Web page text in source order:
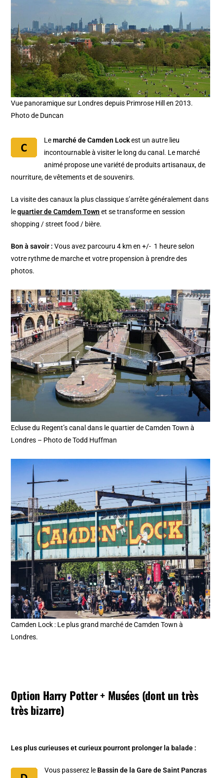
Vue panoramique sur Londres depuis Primrose Hill en 2013.
Photo de Duncan
Lemarché de Camden Lockest un autre lieu
incontournable à visiter le long du canal. Le marché
animé propose une variété de produits artisanaux, de
nourriture, de vêtements et de souvenirs.
La visite des canaux la plus classique s’arrête généralement dans
lequartier de Camdem Town et se transforme en session
shopping / street food / bière.
Bon à savoir : Vous avez parcouru 4 km en +/- 1 heure selon
votre rythme de marche et votre propension à prendre des
photos.
Ecluse du Regent’s canal dans le quartier de Camden Town à
Londres – Photo de Todd Huffman
Camden Lock : Le plus grand marché de Camden Town à
Londres.
Option Harry Potter + Musées (dont un très
très bizarre)
Les plus curieuses et curieux pourront prolonger la balade :
Vous passerez le Bassin de la Gare de Saint Pancras